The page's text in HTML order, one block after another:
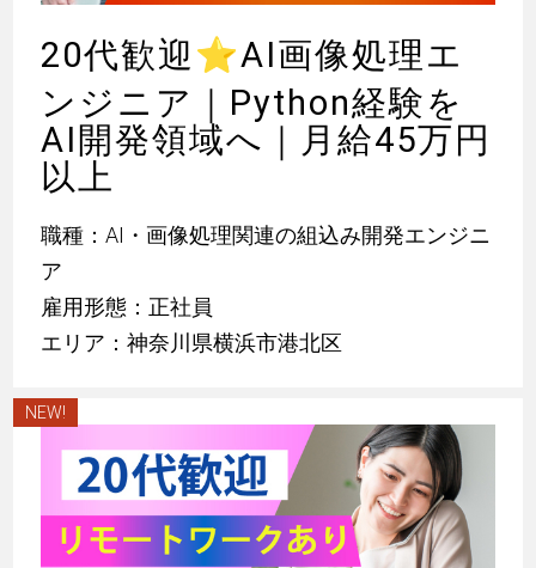
20代歓迎 ⭐AI画像処理エ
ンジニア｜Python経験を
AI開発領域へ｜月給45万円
以上
職種：AI・画像処理関連の組込み開発エンジニ
ア
雇用形態：正社員
エリア：神奈川県横浜市港北区
NEW!